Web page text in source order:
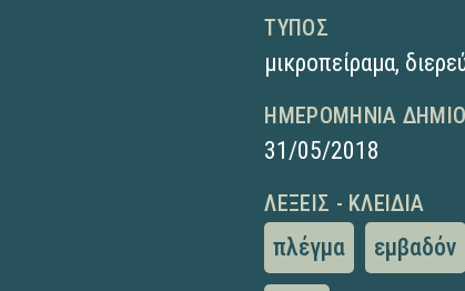
ΤΎΠΟΣ
μικροπείραμα,
ΗΜΕΡΟΜΗΝΊΑ
31/05/2018
ΛΈΞΕΙΣ - ΚΛΕΙΔΙΆ
πλέγμα εμβαδόν